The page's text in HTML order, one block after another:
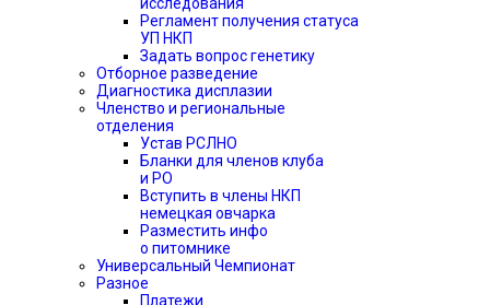
Регламент получения статуса
УП НКП
Задать вопрос генетику
Отборное разведение
Диагностика дисплазии
Членство и региональные
отделения
Устав РСЛНО
Бланки для членов клуба
и РО
Вступить в члены НКП
немецкая овчарка
Разместить инфо
о питомнике
Универсальный Чемпионат
Разное
Платежи